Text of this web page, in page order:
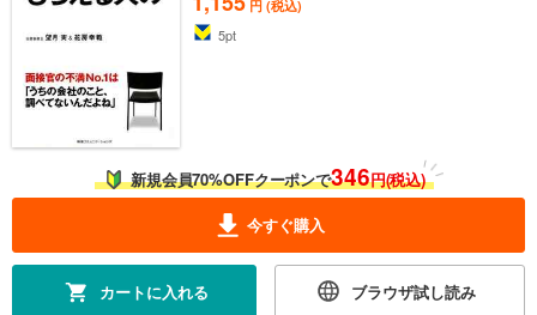
円 (税込)
5pt
新規会員70%OFFクーポンで346円(税込)
今すぐ購入
カートに入れる ブラウザ試し読み